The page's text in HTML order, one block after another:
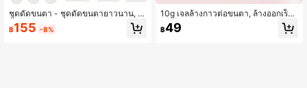
ชุดดัดขนตา - ชุดดัดขนตายาวนาน, เค
รื่องมือดัดขนตา, เหมาะสำหรับร้านทำข
นตา, ของขวัญวันเกิดที่สมบูรณ์แบบสำ
฿155 -8%
10g เจลล้างกาวต่อขนตา, ล้างออกเร็ว,
ไม่เจ็บ, ครีมล้างกาวต่อขนตาแบบมืออ
าชีพ, ระคายเคืองต่ำ, รสสตรอว์เบอร์รีเม
฿49